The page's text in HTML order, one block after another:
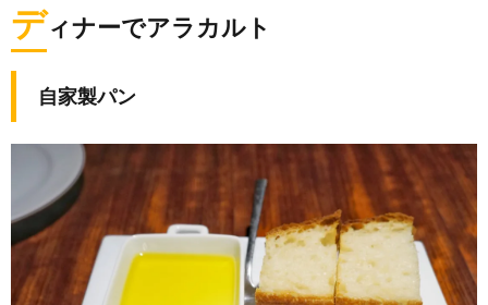
ディナーでアラカルト
自家製パン